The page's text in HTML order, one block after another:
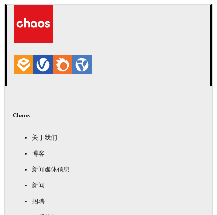
Chaos
关于我们
博客
新闻媒体信息
新闻
招聘